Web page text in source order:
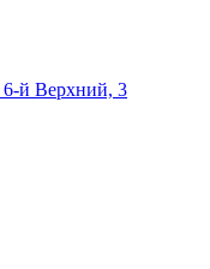
6-й Верхний, 3